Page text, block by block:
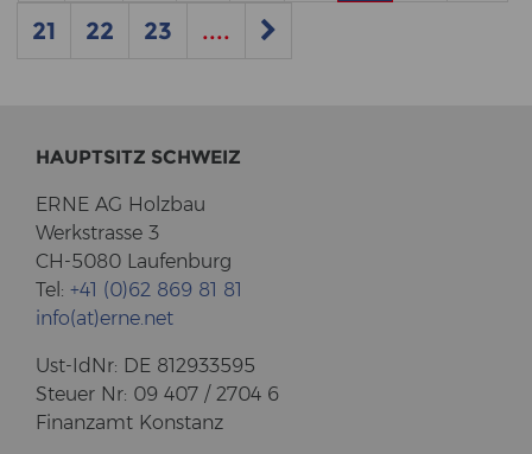
21
22 23 ....
HAUPT­SITZ SCHWEIZ
ERNE AG Holz­bau
Werk­stras­se 3
CH-5080 Lau­fen­burg
Tel: +41 (0)62 869 81 81
info(at)erne.net
Ust-​IdNr: DE 812933595
Steu­er Nr: 09 407 / 2704 6
Fi­nanz­amt Kon­stanz